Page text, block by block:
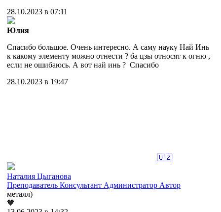
28.10.2023 в 07:11
Юлия
Спасибо большое. Очень интересно. А саму науку Най Инь
к какому элементу можно отнести ? ба цзы относят к огню ,
если не ошибаюсь. А вот най инь ? Спасибо
28.10.2023 в 19:47
🇺🇿
Наталия Цыганова
Преподаватель Консультант Администратор Автор
металл)
🧡